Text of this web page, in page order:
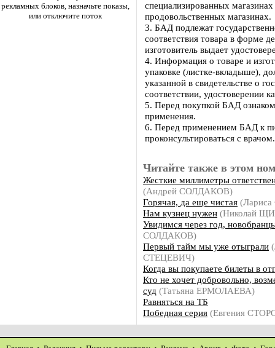
рекламных блоков, назначьте показы,
или отключите поток
специализированных
продовольственных магазинах.
3. БАД подлежат
соответствия товара в форме
изготовитель выдает
4. Информация о товаре и
упаковке (листке-вкладыше),
указанной в свидетельстве о
соответствии, удостоверении
5. Перед покупкой БАД
применения.
6. Перед применением БАД к
проконсультироваться с врачом.
Читайте также в этом
Жесткие миллиметры
(Андрей СОЛДАКОВ)
Горячая, да еще чистая
Нам кузнец нужен (Николай
Увидимся через год,
СОЛДАКОВ)
Первый тайм мы уже отыграли
СТЕЦЕВИЧ)
Когда вы покупаете билеты в
Кто не хочет добровольно,
суд (Татьяна ЕРМОЛАЕВА)
Равняться на ТБ
Победная серия (Евгения